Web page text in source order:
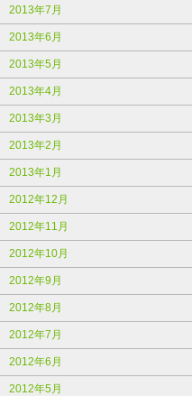
2013年7月
2013年6月
2013年5月
2013年4月
2013年3月
2013年2月
2013年1月
2012年12月
2012年11月
2012年10月
2012年9月
2012年8月
2012年7月
2012年6月
2012年5月